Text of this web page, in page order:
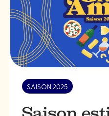
SAISON 2025